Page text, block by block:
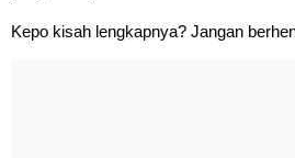
Kepo kisah lengkapnya? Jangan